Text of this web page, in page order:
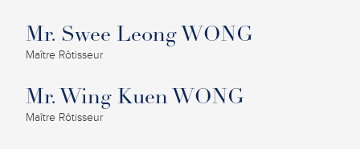
Mr. Swee Leong WONG
Maître Rôtisseur
Mr. Wing Kuen WONG
Maître Rôtisseur